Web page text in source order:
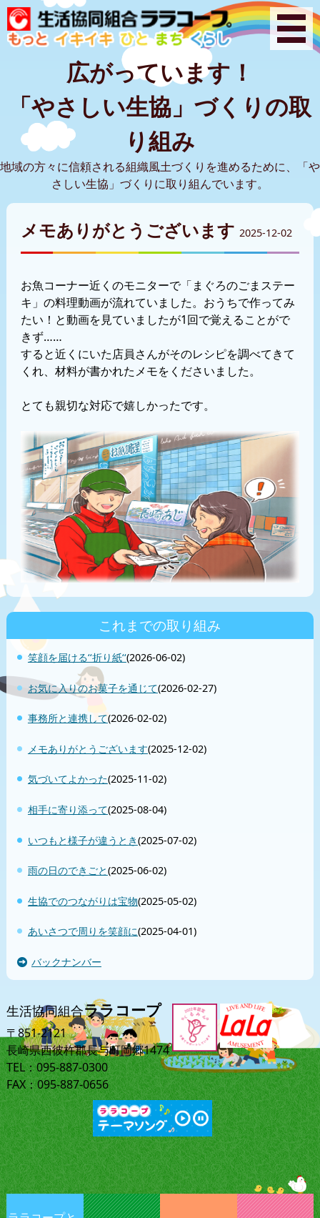
広がっています！
「やさしい生協」づくりの取
り組み
地域の方々に信頼される組織風土づくりを進めるために、「や
さしい生協」づくりに取り組んでいます。
メモありがとうございます 2025-12-02
お魚コーナー近くのモニターで「まぐろのごまステー
キ」の料理動画が流れていました。おうちで作ってみ
たい！と動画を見ていましたが1回で覚えることがで
きず……
すると近くにいた店員さんがそのレシピを調べてきて
くれ、材料が書かれたメモをくださいました。
とても親切な対応で嬉しかったです。
これまでの取り組み
笑顔を届ける‘‘折り紙‘‘(2026-06-02)
お気に入りのお菓子を通じて(2026-02-27)
事務所と連携して(2026-02-02)
メモありがとうございます(2025-12-02)
気づいてよかった(2025-11-02)
相手に寄り添って(2025-08-04)
いつもと様子が違うとき(2025-07-02)
雨の日のできごと(2025-06-02)
生協でのつながりは宝物(2025-05-02)
あいさつで周りを笑顔に(2025-04-01)
バックナンバー
生活協同組合ララコープ
〒851-2121
長崎県西彼杵郡長与町岡郷1474
TEL：095-887-0300
FAX：095-887-0656